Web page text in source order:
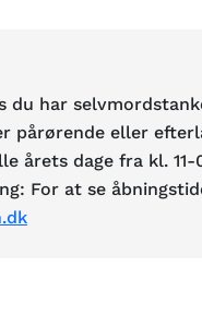
du har
pårørende eller
årets dage fra kl.
For at se